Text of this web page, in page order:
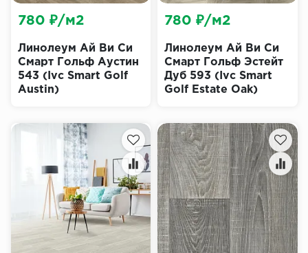
Линолеум Ай Ви Си
Смарт Гольф Аустин
543 (Ivc Smart Golf
Austin)
780 ₽/м2
Линолеум Ай Ви Си
Смарт Гольф Эстейт
Дуб 593 (Ivc Smart
Golf Estate Oak)
780 ₽/м2